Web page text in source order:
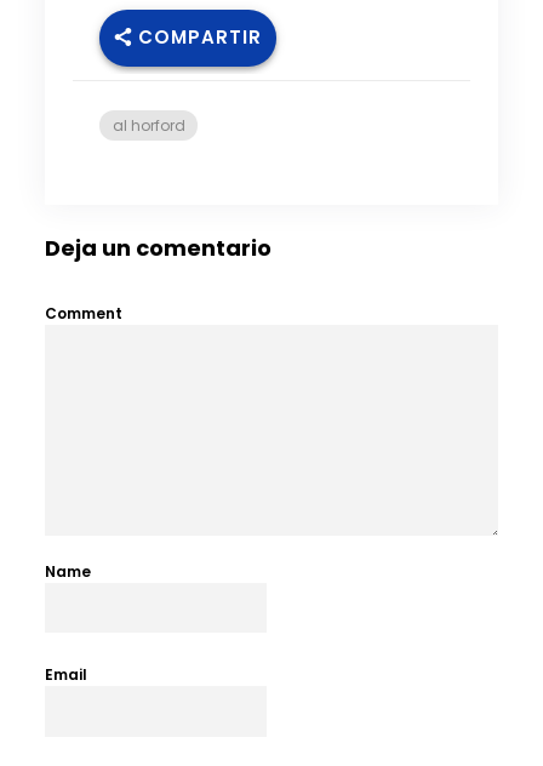
COMPARTIR
al horford
Deja un comentario
Comment
Name
Email